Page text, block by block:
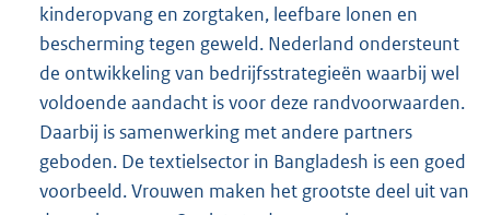
kinderopvang en zorgtaken, leefbare lonen en
bescherming tegen geweld. Nederland ondersteunt
de ontwikkeling van bedrijfsstrategieën waarbij wel
voldoende aandacht is voor deze randvoorwaarden.
Daarbij is samenwerking met andere partners
geboden. De textielsector in Bangladesh is een goed
voorbeeld. Vrouwen maken het grootste deel uit van